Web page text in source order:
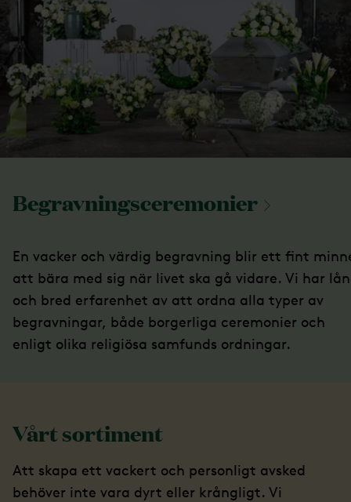
Begravningsceremonier
En vacker och värdig begravning blir ett fint
att bära med sig när livet ska gå vidare. Vi har
och bred erfarenhet av att ordna alla typer av
begravningar, både borgerliga ceremonier och
enligt olika religiösa samfunds ordningar.
Vårt sortiment
Att skapa ett vackert och personligt avsked
behöver inte vara dyrt eller krångligt. Vi